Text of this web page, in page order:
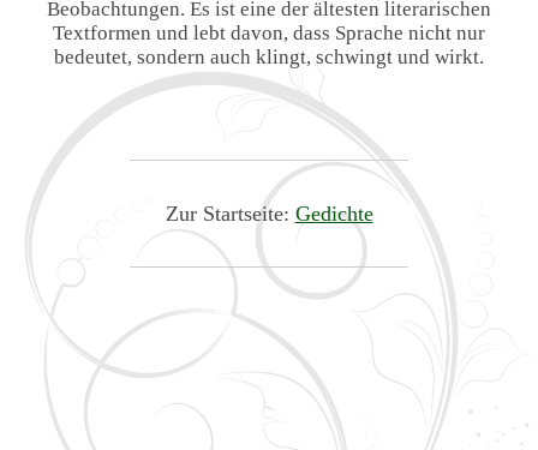
Beobachtungen. Es ist eine der ältesten literarischen
Textformen und lebt davon, dass Sprache nicht nur
bedeutet, sondern auch klingt, schwingt und wirkt.
Zur Startseite: Gedichte